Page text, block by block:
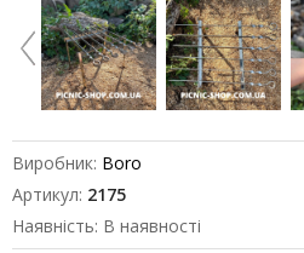
Виробник: Boro
Артикул: 2175
Наявність: В наявності